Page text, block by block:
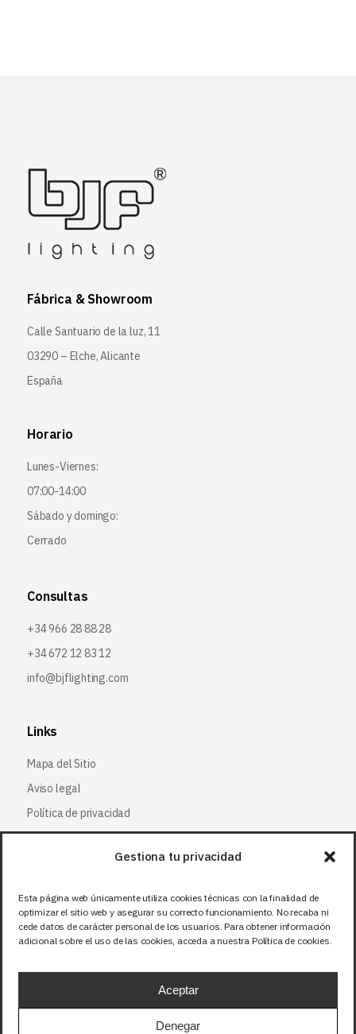
Gestiona tu privacidad
Esta página web únicamente utiliza cookies técnicas con la finalidad de
optimizar el sitio web y asegurar su correcto funcionamiento. No recaba ni
cede datos de carácter personal de los usuarios. Para obtener información
adicional sobre el uso de las cookies, acceda a nuestra Política de cookies.
Aceptar
Denegar
Fábrica & Showroom
Calle Santuario de la luz, 11
03290 – Elche, Alicante
España
Horario
Lunes-Viernes:
07:00-14:00
Sábado y domingo:
Cerrado
Consultas
+34 966 28 88 28
+34 672 12 83 12
info@bjflighting.com
Links
Mapa del Sitio
Aviso legal
Política de privacidad
Política de cookies
Síguenos
Facebook
X (Twitter)
Instagram